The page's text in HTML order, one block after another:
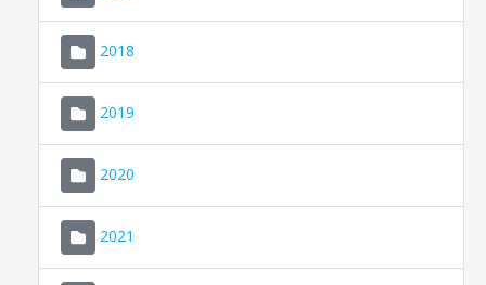
2018
2019
2020
2021